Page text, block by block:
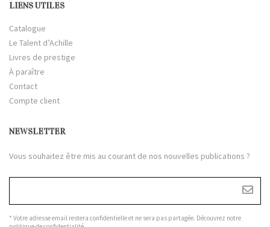
LIENS UTILES
Catalogue
Le Talent d’Achille
Livres de prestige
À paraître
Contact
Compte client
NEWSLETTER
Vous souhaitez être mis au courant de nos nouvelles publications ?
* Votre adresse email restera confidentielle et ne sera pas partagée. Découvrez notre